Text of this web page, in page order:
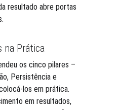
resultado abre portas
na Prática
os cinco pilares –
Persistência e
los em prática.
em resultados,